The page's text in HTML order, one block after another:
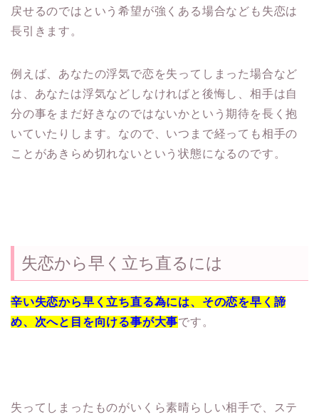
戻せるのではという希望が強くある場合なども失恋は
長引きます。
例えば、あなたの浮気で恋を失ってしまった場合など
は、あなたは浮気などしなければと後悔し、相手は自
分の事をまだ好きなのではないかという期待を長く抱
いていたりします。なので、いつまで経っても相手の
ことがあきらめ切れないという状態になるのです。
失恋から早く立ち直るには
辛い失恋から早く立ち直る為には、その恋を早く諦
め、次へと目を向ける事が大事です。
失ってしまったものがいくら素晴らしい相手で、ステ